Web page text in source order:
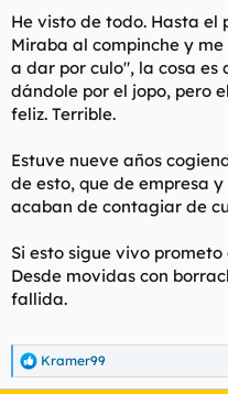
He visto de todo. Hasta
Miraba al compinche y
a dar por culo", la cosa
dándole por el jopo, pero
feliz. Terrible.
Estuve nueve años
de esto, que de empresa
acaban de contagiar de
Si esto sigue vivo
Desde movidas con
fallida.
R
e
Kramer99